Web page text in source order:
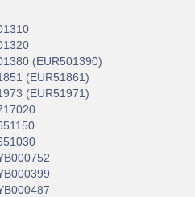
(EUR501390)
(EUR51861)
(EUR51971)